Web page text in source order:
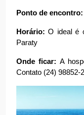
Ponto de encontro:
Horário: O ideal é
Paraty
Onde ficar: A
Contato (24) 98852-